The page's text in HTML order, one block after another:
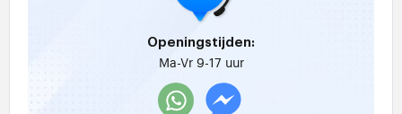
Openingstijden:
Ma-Vr 9-17 uur